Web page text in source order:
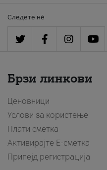
Следете нè
Брзи линкови
Ценовници
Услови за користење
Плати сметка
Активирајте Е-сметка
Припејд регистрација